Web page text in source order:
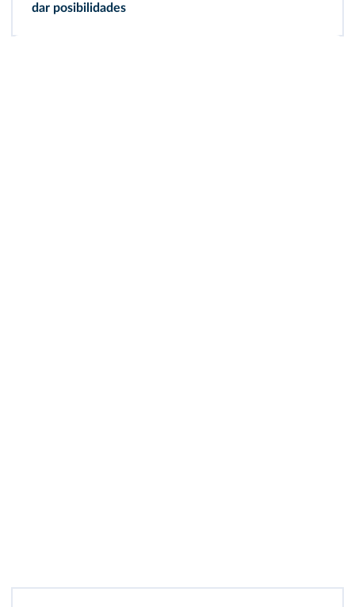
dar posibilidades